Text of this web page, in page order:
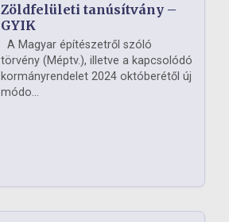
Zöldfelületi tanúsítvány –
GYIK
A Magyar építészetről szóló
törvény (Méptv.), illetve a kapcsolódó
kormányrendelet 2024 októberétől új
módo...